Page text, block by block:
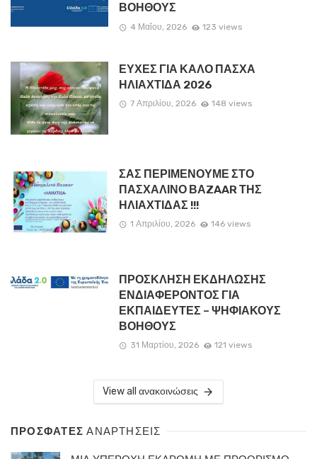
ΒΟΗΘΟΥΣ
4 Μαΐου, 2026 123 views
ΕΥΧΕΣ ΓΙΑ ΚΑΛΟ ΠΑΣΧΑ
ΗΛΙΑΧΤΙΔΑ 2026
7 Απριλίου, 2026 148 views
ΣΑΣ ΠΕΡΙΜΕΝΟΥΜΕ ΣΤΟ
ΠΑΣΧΑΛΙΝΟ ΒΑZAAR ΤΗΣ
ΗΛΙΑΧΤΙΔΑΣ !!!
1 Απριλίου, 2026 146 views
ΠΡΟΣΚΛΗΣΗ ΕΚΔΗΛΩΣΗΣ
ΕΝΔΙΑΦΕΡΟΝΤΟΣ ΓΙΑ
ΕΚΠΑΙΔΕΥΤΕΣ – ΨΗΦΙΑΚΟΥΣ
ΒΟΗΘΟΥΣ
31 Μαρτίου, 2026 121 views
View all ανακοινώσεις
ΠΡΟΣΦΑΤΕΣΑΝΑΡΤΗΣΕΙΣ